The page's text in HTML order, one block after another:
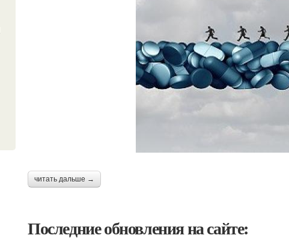
читать дальше →
Последние обновления на сайте: